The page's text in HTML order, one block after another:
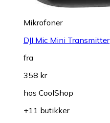
Mikrofoner
DJI Mic Mini Transmitter
fra
358 kr
hos CoolShop
+11 butikker